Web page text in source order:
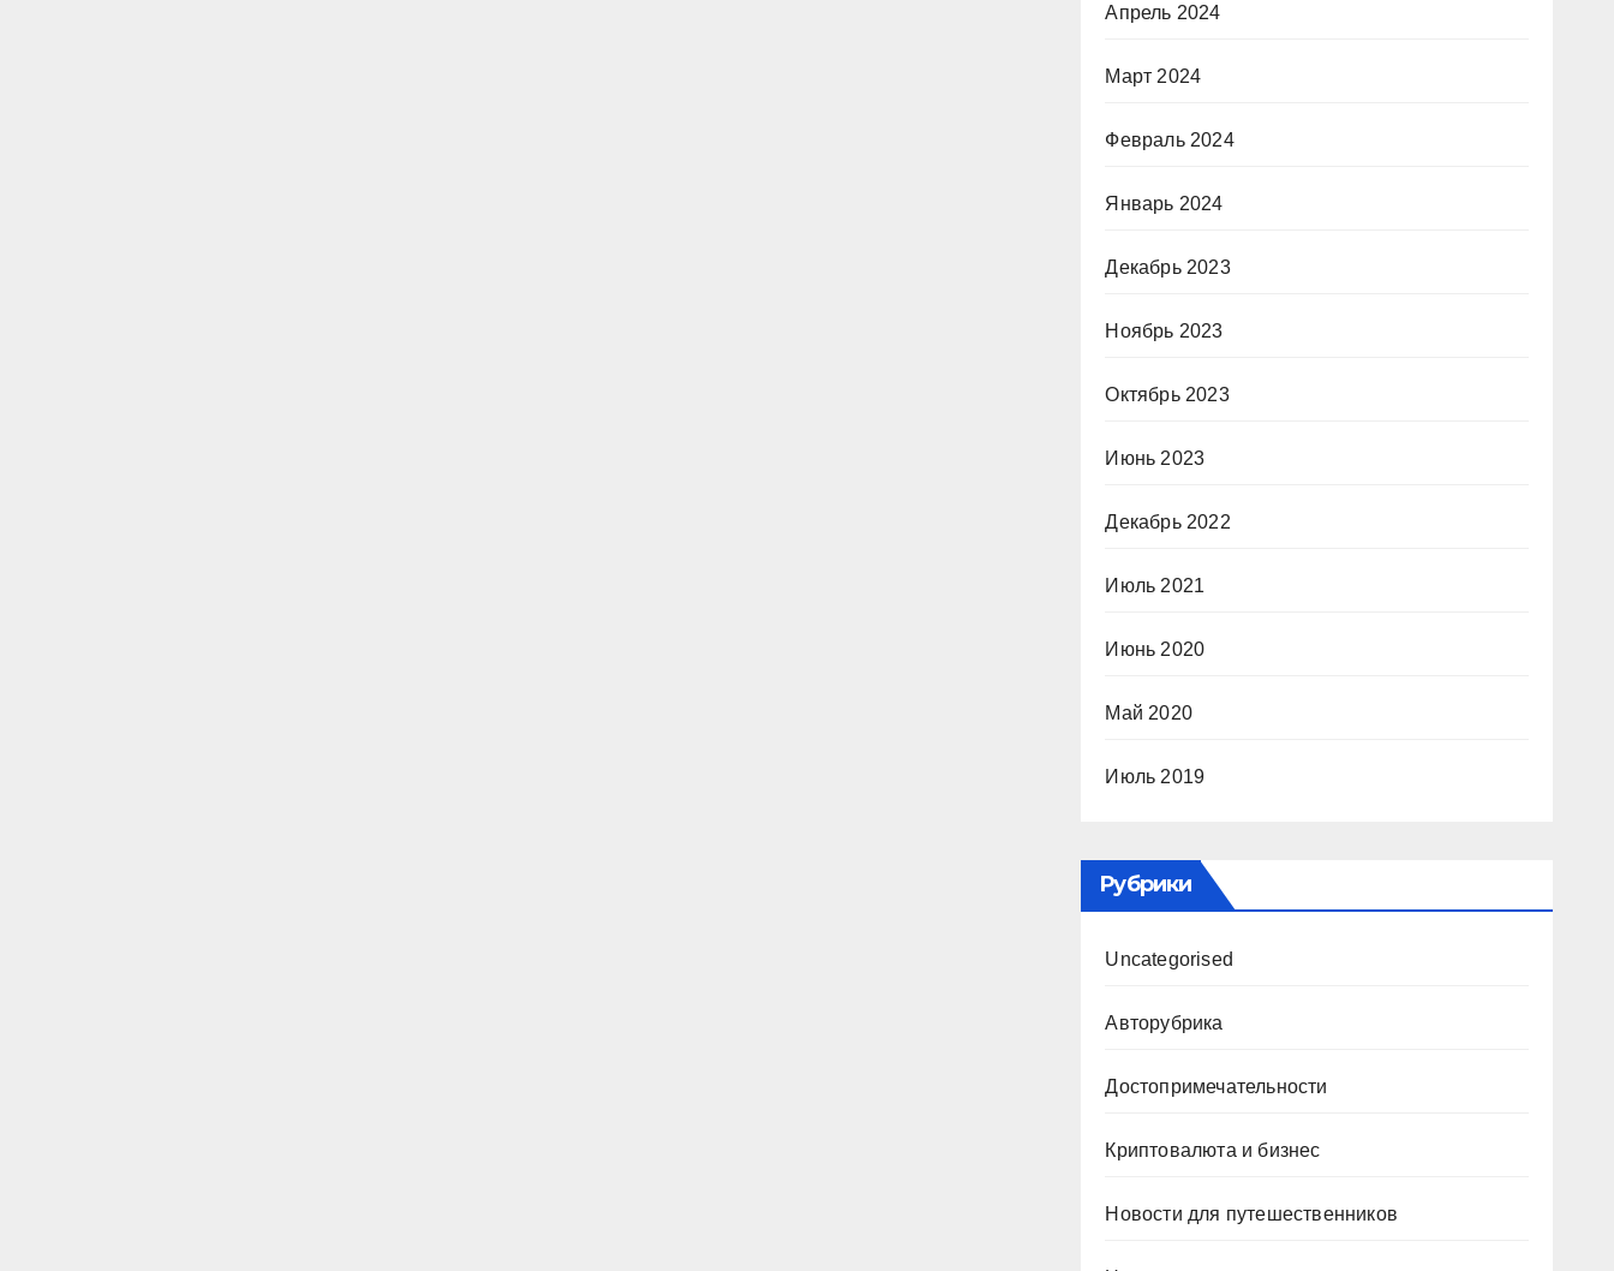
Апрель 2024
Март 2024
Февраль 2024
Январь 2024
Декабрь 2023
Ноябрь 2023
Октябрь 2023
Июнь 2023
Декабрь 2022
Июль 2021
Июнь 2020
Май 2020
Июль 2019
Рубрики
Uncategorised
Авторубрика
Достопримечательности
Криптовалюта и бизнес
Новости для путешественников